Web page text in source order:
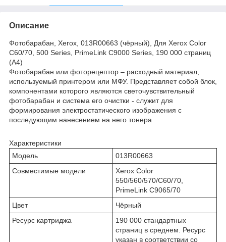
Описание
Фотобарабан, Xerox, 013R00663 (чёрный), Для Xerox Color
C60/70, 500 Series, PrimeLink C9000 Series, 190 000 страниц
(А4)
Фотобарабан или фоторецептор – расходный материал,
используемый принтером или МФУ. Представляет собой блок,
компонентами которого являются светочувствительный
фотобарабан и система его очистки - служит для
формирования электростатического изображения с
последующим нанесением на него тонера
Характеристики
Модель
013R00663
Совместимые модели
Xerox Color
550/560/570/C60/70,
PrimeLink С9065/70
Цвет
Чёрный
Ресурс картриджа
190 000 стандартных
страниц в среднем. Ресурс
указан в соответствии со